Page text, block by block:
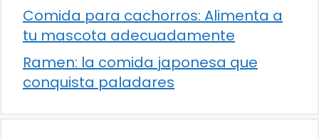
Comida para cachorros: Alimenta a
tu mascota adecuadamente
Ramen: la comida japonesa que
conquista paladares